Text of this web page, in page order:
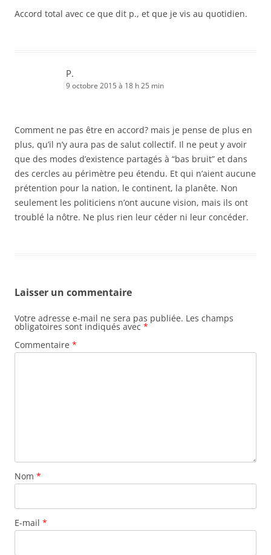
Accord total avec ce que dit p., et que je vis au quotidien.
P.
9 octobre 2015 à 18 h 25 min
Comment ne pas être en accord? mais je pense de plus en
plus, qu’il n’y aura pas de salut collectif. Il ne peut y avoir
que des modes d’existence partagés à “bas bruit” et dans
des cercles au périmètre peu étendu. Et qui n’aient aucune
prétention pour la nation, le continent, la planête. Non
seulement les politiciens n’ont aucune vision, mais ils ont
troublé la nôtre. Ne plus rien leur céder ni leur concéder.
Laisser un commentaire
Votre adresse e-mail ne sera pas publiée. Les champs
obligatoires sont indiqués avec *
Commentaire *
Nom *
E-mail *